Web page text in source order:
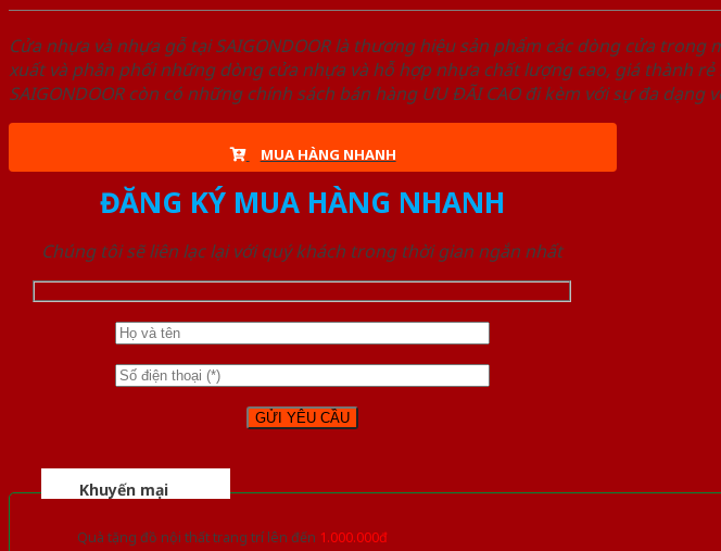
Cửa nhựa và nhựa gỗ tại SAIGONDOOR là thương hiệu sản phẩm các dòng cửa trong
xuất và phân phối những dòng cửa nhựa và hỗ hợp nhựa chất lượng cao, giá thành
SAIGONDOOR còn có những chính sách bán hàng ƯU ĐÃI CAO đi kèm với sự đa
MUA HÀNG NHANH
ĐĂNG KÝ MUA HÀNG NHANH
Chúng tôi sẽ liên lạc lại với quý khách trong thời gian ngắn nhất
Khuyến mại
Quà tặng đồ nội thất trang trí lên đến 1.000.000đ